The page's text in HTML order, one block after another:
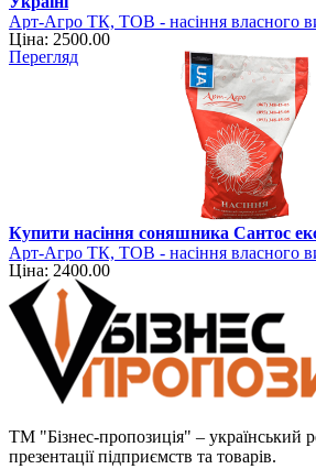
Арт-Агро ТК, ТОВ - насіння власного
Ціна: 2500.00
Перегляд
Купити насіння соняшника Сантос
Арт-Агро ТК, ТОВ - насіння власного
Ціна: 2400.00
ТМ "Бізнес-пропозиція" – український
презентації підприємств та товарів.